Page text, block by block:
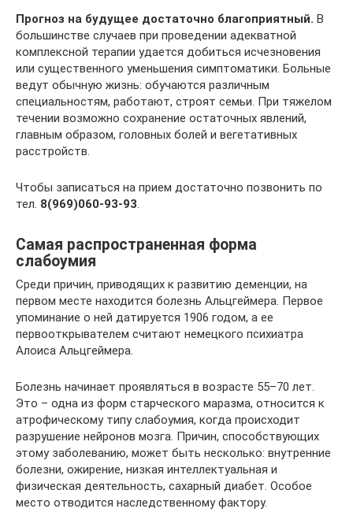
Прогноз на будущее достаточно благоприятный. В
большинстве случаев при проведении адекватной
комплексной терапии удается добиться исчезновения
или существенного уменьшения симптоматики. Больные
ведут обычную жизнь: обучаются различным
специальностям, работают, строят семьи. При тяжелом
течении возможно сохранение остаточных явлений,
главным образом, головных болей и вегетативных
расстройств.
Чтобы записаться на прием достаточно позвонить по
тел. 8(969)060-93-93.
Самая распространенная форма
слабоумия
Среди причин, приводящих к развитию деменции, на
первом месте находится болезнь Альцгеймера. Первое
упоминание о ней датируется 1906 годом, а ее
первооткрывателем считают немецкого психиатра
Алоиса Альцгеймера.
Болезнь начинает проявляться в возрасте 55–70 лет.
Это – одна из форм старческого маразма, относится к
атрофическому типу слабоумия, когда происходит
разрушение нейронов мозга. Причин, способствующих
этому заболеванию, может быть несколько: внутренние
болезни, ожирение, низкая интеллектуальная и
физическая деятельность, сахарный диабет. Особое
место отводится наследственному фактору.